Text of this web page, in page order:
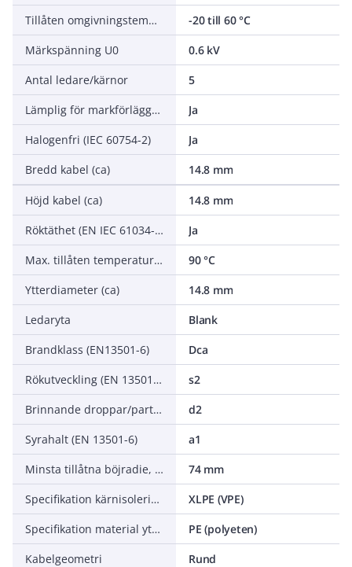
Tillåten omgivningstemperatur under montering/hantering
-20 till 60 °C
Märkspänning U0
0.6 kV
Antal ledare/kärnor
5
Lämplig för markförläggning
Ja
Halogenfri (IEC 60754-2)
Ja
Bredd kabel (ca)
14.8 mm
Höjd kabel (ca)
14.8 mm
Röktäthet (EN IEC 61034-2)
Ja
Max. tillåten temperatur ledare
90 °C
Ytterdiameter (ca)
14.8 mm
Ledaryta
Blank
Brandklass (EN13501-6)
Dca
Rökutveckling (EN 13501-6)
s2
Brinnande droppar/partiklar (EN 13501-6)
d2
Syrahalt (EN 13501-6)
a1
Minsta tillåtna böjradie, stationär tillämpning/permanent installation
74 mm
Specifikation kärnisolering
XLPE (VPE)
Specifikation material yttre mantel
PE (polyeten)
Kabelgeometri
Rund